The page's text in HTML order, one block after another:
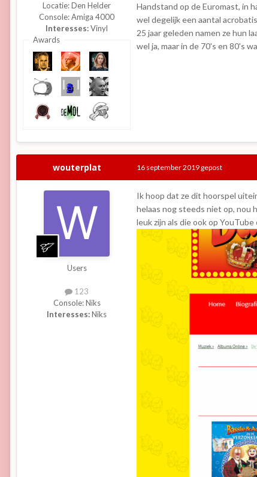
Locatie:Den Helder
Console:Amiga 4000
Interesses:Vinyl
Awards
Handstand op de Euromast, in
wel degelijk een aantal
25 jaar geleden namen ze hun
wel ja, maar in de 70's en 80's
wouterplat
Users
123
Console:Niks
Interesses:Niks
16 september 2019 gepost
Ik hoop dat ze dit hoorspel
helaas nog steeds niet op, nou
leuk zijn als die ook op